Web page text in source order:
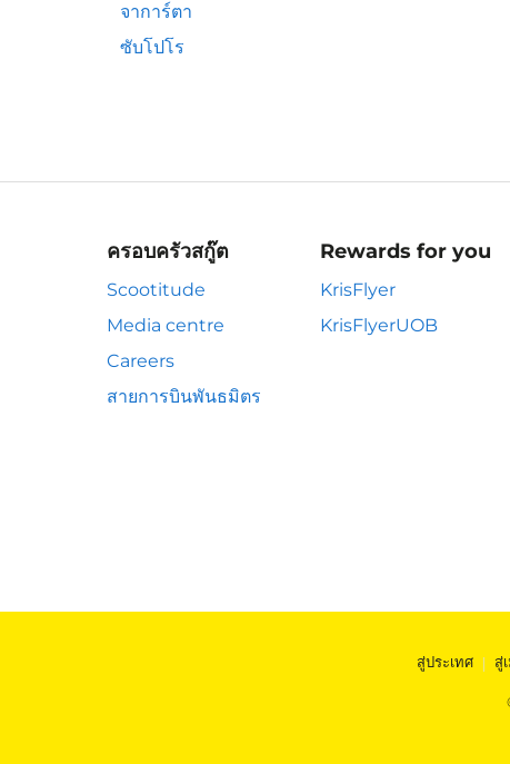
จาการ์ตา
ซับโปโร
ครอบครัวสกู๊ต
Scootitude
Media centre
Careers
สายการบินพันธมิตร
Rewards for you
KrisFlyer
KrisFlyerUOB
สู่ประเทศ | สู่